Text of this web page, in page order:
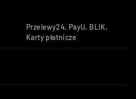
Przelewy24, PayU, BLIK,
Karty płatnicze